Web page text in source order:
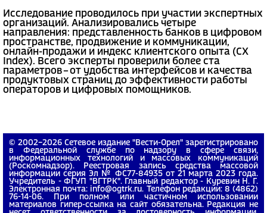
Исследование проводилось при участии экспертных
организаций. Анализировались четыре
направления: представленность банков в цифровом
пространстве, продвижение и коммуникации,
онлайн-продажи и индекс клиентского опыта (CX
Index). Всего эксперты проверили более ста
параметров – от удобства интерфейсов и качества
продуктовых страниц до эффективности работы
операторов и цифровых помощников.
© 2002−2026 Сетевое издание "Вести-Орел" зарегистрировано
в Федеральной службе по надзору в сфере связи,
информационных технологий и массовых коммуникаций
(Роскомнадзор). Реестровая запись средства массовой
информации серия Эл № ФС77-84935 от 21 марта 2023 года.
Учредитель - ФГУП "ВГТРК". Главный редактор - Куревин Н. Г.
Электронная почта: info@ogtrk.ru. Телефон редакции: 8 (4862)
76-14-06. При полном или частичном использовании
материалов гипер-ссылка на сайт обязательна. Редакция не